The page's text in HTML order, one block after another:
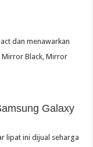
dan menawarkan
Mirror Black, Mirror
Galaxy
lipat ini dijual seharga